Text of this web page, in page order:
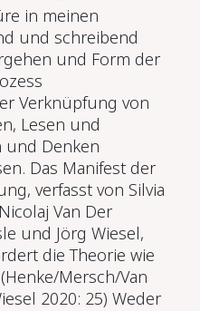
in meinen
und schreibend
und Form der
Verknüpfung von
Lesen und
und Denken
Das Manifest der
verfasst von Silvia
Van Der
und Jörg Wiesel,
die Theorie wie
Mersch/Van
2020: 25) Weder